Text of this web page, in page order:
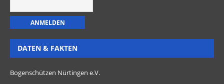
DATEN & FAKTEN
Bogenschützen Nürtingen e.V.